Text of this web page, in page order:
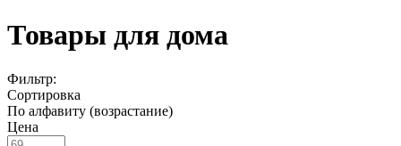
Товары для дома
Фильтр:
Сортировка
По алфавиту (возрастание)
Цена